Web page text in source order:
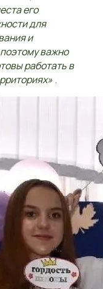
его
для
и
важно
работать в
.